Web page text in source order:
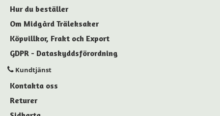
Hur du beställer
Om Midgård Träleksaker
Köpvillkor, Frakt och Export
GDPR - Dataskyddsförordning
Kundtjänst
Kontakta oss
Returer